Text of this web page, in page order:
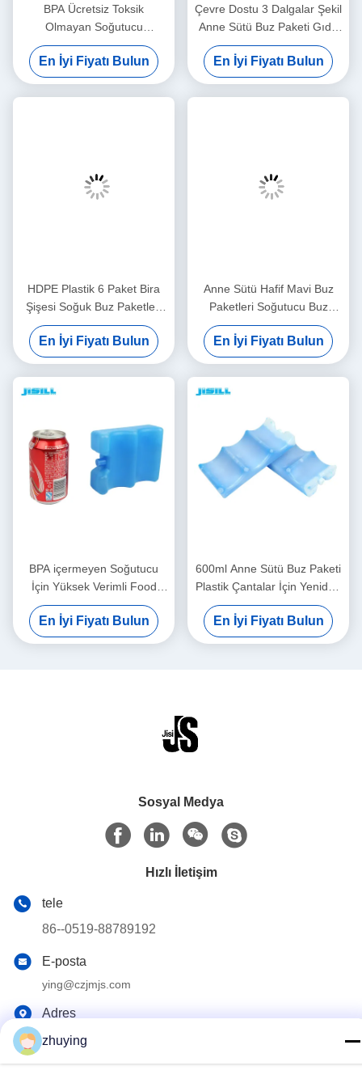
BPA Ücretsiz Toksik
Olmayan Soğutucu
Dondurucu Paketleri
Soğutma Jeli Fit ve Taze Buz
Paketleri
En İyi Fiyatı Bulun
Çevre Dostu 3 Dalgalar Şekil
Anne Sütü Buz Paketi Gıda
İçin Dondurulmuş Buz
Paketleri
En İyi Fiyatı Bulun
HDPE Plastik 6 Paket Bira
Şişesi Soğuk Buz Paketleri
Kavisli Şekli Sızdırmaz
En İyi Fiyatı Bulun
Anne Sütü Hafif Mavi Buz
Paketleri Soğutucu Buz
Blokları 4 Toksik Olmayan
Can
En İyi Fiyatı Bulun
BPA içermeyen Soğutucu
İçin Yüksek Verimli Food
Grade HDPE Jel Dolgulu Buz
Paketleri
En İyi Fiyatı Bulun
600ml Anne Sütü Buz Paketi
Plastik Çantalar İçin Yeniden
Kullanılabilir Jel Buz Blokları
En İyi Fiyatı Bulun
Sosyal Medya
Hızlı İletişim
tele
86--0519-88789192
E-posta
ying@czjmjs.com
Adres
NO.10-930 JIAHONGSHENGSHI TİCARET KARE,
ZHONGLOU İLÇE CHANGZHOU ŞEHİR JIANGSU'NUN
SAĞLANMASI
zhuying